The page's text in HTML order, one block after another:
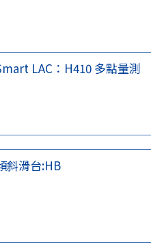
LAC：H410 多點量測
斜滑台:HB